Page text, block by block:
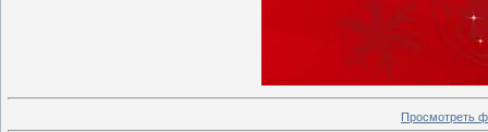
Просмотреть